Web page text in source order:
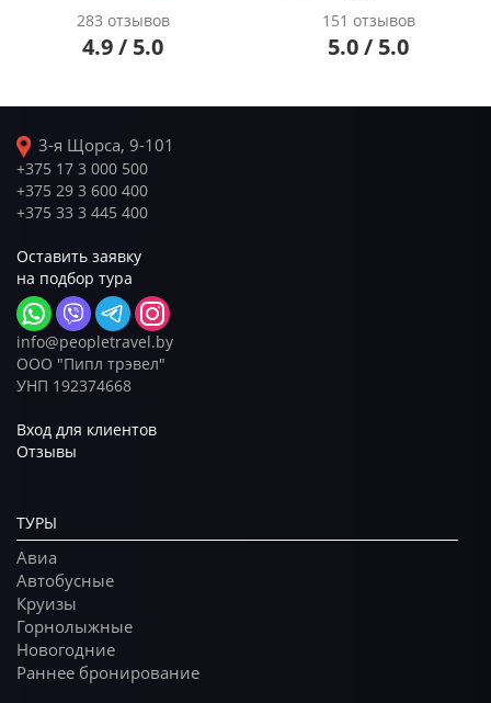
283 отзывов
4.9 / 5.0
151 отзывов
5.0 / 5.0
3-я Щорса, 9-101
+375 17 3 000 500
+375 29 3 600 400
+375 33 3 445 400
Оставить заявку
на подбор тура
info@peopletravel.by
ООО "Пипл трэвел"
УНП 192374668
Вход для клиентов
Отзывы
ТУРЫ
Авиа
Автобусные
Круизы
Горнолыжные
Новогодние
Раннее бронирование